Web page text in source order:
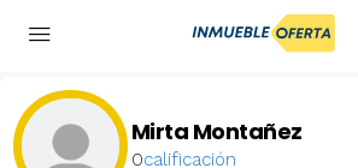
Mirta Montañez
0calificación